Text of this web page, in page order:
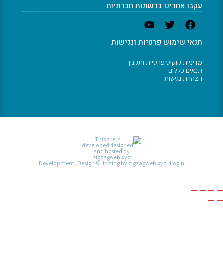
עקבו אחרינו ברשתות חברתיות
תנאי שימוש פרטיות ונגישות
מדיניות קוקיס פרטיות ותקנון
תנאים כללים
הצהרת נגישות
Development, Design & Hosting by zigzagweb.xyz|Login